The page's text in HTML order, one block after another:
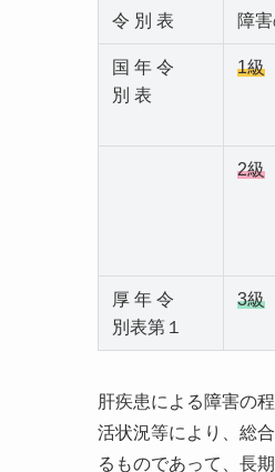
令 別 表 障
国 年 令
別 表
1級
2級
厚 年 令
別表第１
3級
肝疾患による障害の
活状況等により、総
るものであって、長